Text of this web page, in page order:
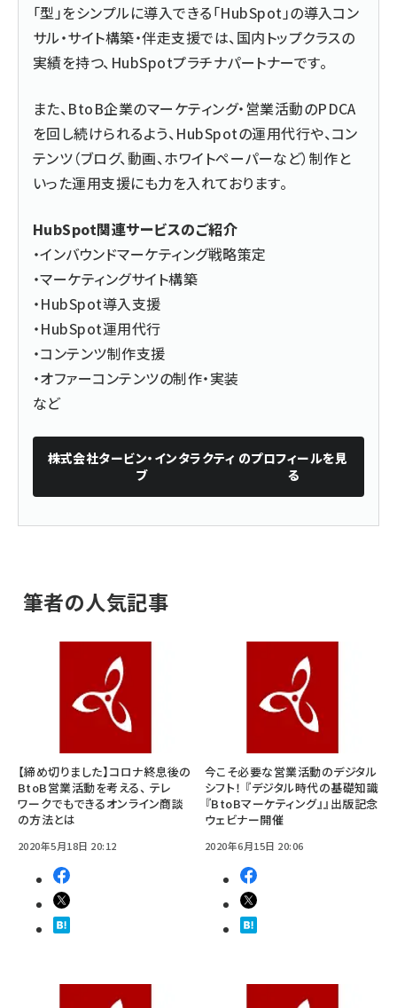
「型」をシンプルに導入できる「HubSpot」の導入コン
サル・サイト構築・伴走支援では、国内トップクラスの
実績を持つ、HubSpotプラチナパートナーです。
また、BtoB企業のマーケティング・営業活動のPDCA
を回し続けられるよう、HubSpotの運用代行や、コン
テンツ（ブログ、動画、ホワイトペーパーなど）制作と
いった運用支援にも力を入れております。
HubSpot関連サービスのご紹介
・インバウンドマーケティング戦略策定
・マーケティングサイト構築
・HubSpot導入支援
・HubSpot運用代行
・コンテンツ制作支援
・オファーコンテンツの制作・実装
など
株式会社タービン・インタラクティ
ブ
のプロフィールを見
る
筆者の人気記事
【締め切りました】コロナ終息後の
BtoB営業活動を考える、 テレ
ワークでもできるオンライン商談
の方法とは
2020年5月18日 20:12
今こそ必要な営業活動のデジタル
シフト！ 『デジタル時代の基礎知識
『BtoBマーケティング』』出版記念
ウェビナー開催
2020年6月15日 20:06